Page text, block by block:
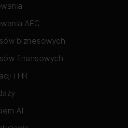
AEC
biznesowych
finansowych
i HR
AI